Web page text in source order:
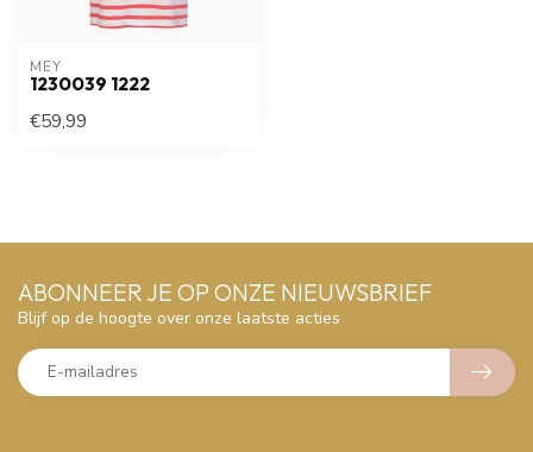
MEY
1230039 1222
€59,99
ABONNEER JE OP ONZE NIEUWSBRIEF
Blijf op de hoogte over onze laatste acties